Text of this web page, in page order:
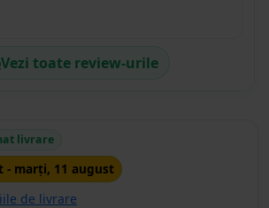
Vezi toate review-urile
livrare
- marţi, 11 august
de livrare